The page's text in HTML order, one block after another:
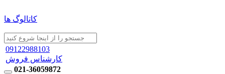
کاتالوگ ها
09122988103
کارشناس فروش
021-36059872